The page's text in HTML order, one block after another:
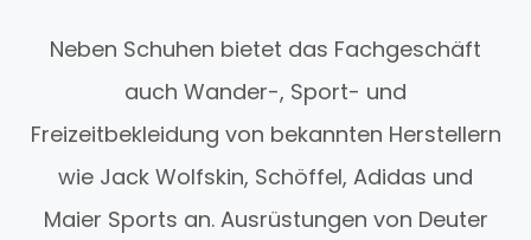
Neben Schuhen bietet das Fachgeschäft
auch Wander-, Sport- und
Freizeitbekleidung von bekannten Herstellern
wie Jack Wolfskin, Schöffel, Adidas und
Maier Sports an. Ausrüstungen von Deuter